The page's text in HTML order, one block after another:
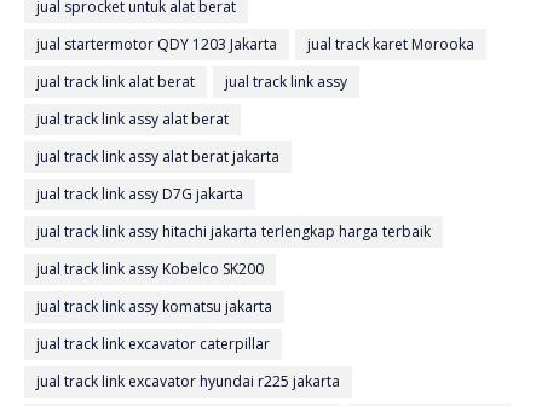
jual sprocket untuk alat berat
jual startermotor QDY 1203 Jakarta
jual track karet Morooka
jual track link alat berat
jual track link assy
jual track link assy alat berat
jual track link assy alat berat jakarta
jual track link assy D7G jakarta
jual track link assy hitachi jakarta terlengkap harga terbaik
jual track link assy Kobelco SK200
jual track link assy komatsu jakarta
jual track link excavator caterpillar
jual track link excavator hyundai r225 jakarta